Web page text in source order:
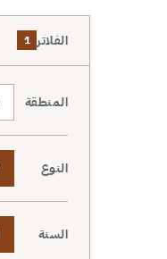
الفلاتر 1
المنطقة
النوع
السنة